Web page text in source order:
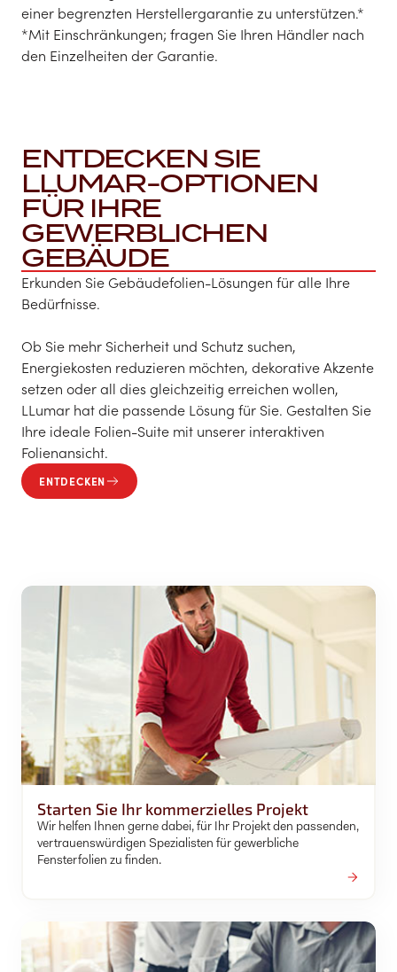
einer begrenzten Herstellergarantie zu unterstützen.*
*Mit Einschränkungen; fragen Sie Ihren Händler nach
den Einzelheiten der Garantie.
ENTDECKEN SIE
LLUMAR-OPTIONEN
FÜR IHRE
GEWERBLICHEN
GEBÄUDE
Erkunden Sie Gebäudefolien-Lösungen für alle Ihre
Bedürfnisse.
Ob Sie mehr Sicherheit und Schutz suchen,
Energiekosten reduzieren möchten, dekorative Akzente
setzen oder all dies gleichzeitig erreichen wollen,
LLumar hat die passende Lösung für Sie. Gestalten Sie
Ihre ideale Folien-Suite mit unserer interaktiven
Folienansicht.
ENTDECKEN
Starten Sie Ihr kommerzielles Projekt
Wir helfen Ihnen gerne dabei, für Ihr Projekt den passenden,
vertrauenswürdigen Spezialisten für gewerbliche
Fensterfolien zu finden.